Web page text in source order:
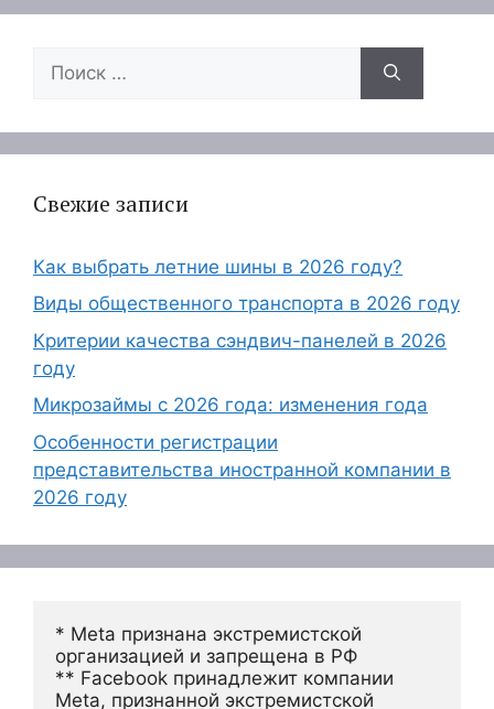
Свежие записи
Как выбрать летние шины в 2026 году?
Виды общественного транспорта в 2026 году
Критерии качества сэндвич-панелей в 2026
году
Микрозаймы с 2026 года: изменения года
Особенности регистрации
представительства иностранной компании в
2026 году
* Meta признана экстремистской
организацией и запрещена в РФ
** Facebook принадлежит компании
Meta, признанной экстремистской